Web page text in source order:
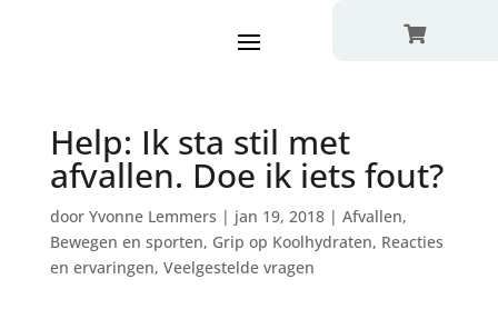

Help: Ik sta stil met
afvallen. Doe ik iets fout?
door Yvonne Lemmers | jan 19, 2018| Afvallen,
Bewegen en sporten, Grip op Koolhydraten, Reacties
en ervaringen, Veelgestelde vragen